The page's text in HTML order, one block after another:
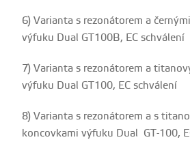
6) Varianta s rezonátorem a
výfuku Dual GT100B, EC schválení
7) Varianta s rezonátorem a
výfuku Dual GT100, EC schválení
8) Varianta s rezonátorem a s
koncovkami výfuku Dual GT-100,